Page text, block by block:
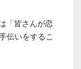
「皆さんが恋
伝いをするこ